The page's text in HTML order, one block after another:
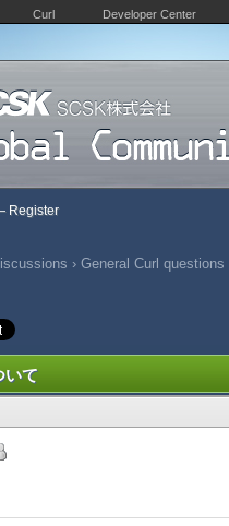
Curl Developer Center
Register
› General Curl questions
いて